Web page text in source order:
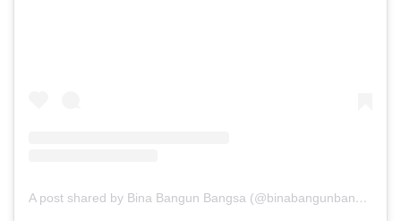
A post shared by Bina Bangun Bangsa (@binabangunbangsa)